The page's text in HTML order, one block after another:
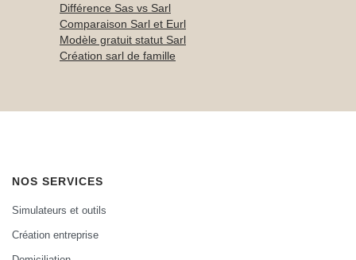
Différence Sas vs Sarl
Comparaison Sarl et Eurl
Modèle gratuit statut Sarl
Création sarl de famille
NOS SERVICES
Simulateurs et outils
Création entreprise